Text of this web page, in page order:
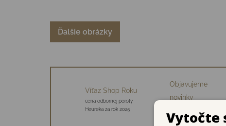
Ďalšie obrázky
Víťaz Shop Roku
cena odbornej poroty
Heureka za rok 2025
Objavujeme
novinky
značiek